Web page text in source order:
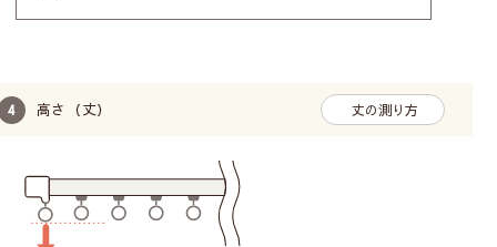
高さ（丈） 丈の測り方